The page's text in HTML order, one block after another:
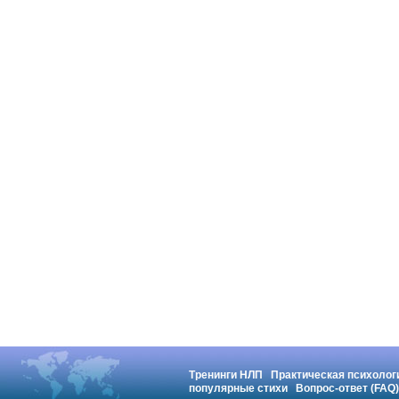
Тренинги НЛП
Практическая
популярные стихи
Вопрос-ответ (FAQ)